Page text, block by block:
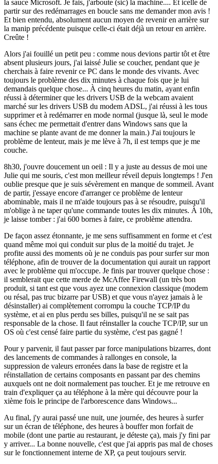
la sauce Microsoft. Je fais, j'arboute (sic) la machine.... Et icelle de
partir sur des redémarrages en boucle sans me demander mon avis !
Et bien entendu, absolument aucun moyen de revenir en arrière sur
la manip précédente puisque celle-ci était déjà un retour en arrière.
Creûte !
Alors j'ai fouillé un petit peu : comme nous devions partir tôt et être
absent plusieurs jours, j'ai laissé Julie se coucher, pendant que je
cherchais à faire revenir ce PC dans le monde des vivants. Avec
toujours le problème des dix minutes à chaque fois que je lui
demandais quelque chose... À cinq heures du matin, ayant enfin
réussi à déterminer que les drivers USB de la webcam avaient
marché sur les drivers USB du modem ADSL, j'ai réussi à les tous
supprimer et à redémarrer en mode normal (jusque là, seul le mode
sans échec me permettait d'entrer dans Windows sans que la
machine se plante avant de me donner la main.) J'ai toujours le
problème de lenteur, mais je me lève à 7h, il est temps que je me
couche.
8h30, j'ouvre doucement un oeil : Il y a juste au dessus de moi une
Julie qui me souris, c'est mon meilleur réveil depuis longtemps ! J'en
oublie presque que je suis sévèrement en manque de sommeil. Avant
de partir, j'essaye encore d'arranger ce problème de lenteur
abominable, mais il ne m'aide toujours pas à se résoudre, puisqu'il
m'oblige à ne taper qu'une commande toutes les dix minutes. À 10h,
je laisse tomber : j'ai 600 bornes à faire, ce problème attendra.
De façon assez étonnante, je me sens suffisamment en forme et c'est
quand même moi qui conduit sur plus de la moitié du trajet. Je
profite aussi des moments où je ne conduis pas pour surfer sur mon
téléphone, afin de trouver de la documentation qui aurait un rapport
avec le problème qui m'occupe. Je finis par trouver quelque chose :
il semblerait que cette merde de McAffee Firewall (un très bon
produit, si tant est que vous ayez une connexion classique (modem
ou résal, pas truc bizarre par USB) et que vous n'ayez jamais à le
désinstaller) ai complètement corrompu la couche TCP/IP du
système, et ai en plus perdu ses billes, puisqu'il ne se sait pas
responsable de la chose. Il faut réinstaller la couche TCP/IP, sur un
OS où c'est censé faire partie du système, c'est pas gagné !
Pour y parvenir, il faut passer par force manipulations bizarres, dont
des lancements de commandes à rallonges en console, la
suppression de valeurs erronées dans la base de registre et la
réinstallation de certains composants en passant par des chemins
auxquels ont ne doit normalement pas toucher. Et je me retrouve en
train d'expliquer ça au téléphone à la mère qui découvre pour la
xième fois le principe de l'arborescence dans Windows...
Au final, j'y aurai passé une nuit, une journée, des heures à surfer
sur un écran de téléphone, des heures à bouffer mon forfait de
mobile (dont une partie au restaurant, je déteste ça), mais j'y fini par
y arriver... La bonne nouvelle, c'est que j'ai appris pas mal de choses
sur le fonctionnement interne de XP, ça peut toujours servir.